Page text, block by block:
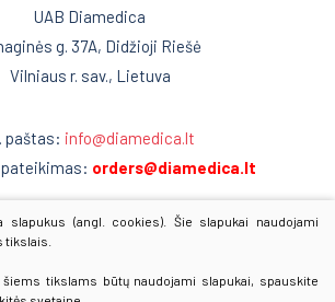
šildytuvai
įranga
sistemos
UAB Diamedica
g. 37A, Didžioji Riešė
Vilniaus r. sav., Lietuva
paštas: info@diamedica.lt
orders@diamedica.lt
www.diamedica.lv
slapukus (angl. cookies). Šie slapukai naudojami
tikslams būtų naudojami slapukai, spauskite